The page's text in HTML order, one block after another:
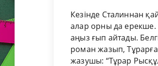
Кезінде Сталиннан
алар орны да ерекше.
аңыз ғып айтады.
роман жазып, Тұрарға
жазушы: “Тұрар